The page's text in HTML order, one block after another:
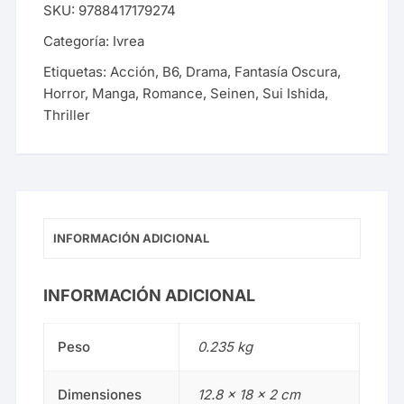
SKU: 9788417179274
Categoría: Ivrea
Etiquetas: Acción, B6, Drama, Fantasía Oscura,
Horror, Manga, Romance, Seinen, Sui Ishida,
Thriller
INFORMACIÓN ADICIONAL
INFORMACIÓN ADICIONAL
Peso 0.235 kg
Dimensiones 12.8 × 18 × 2 cm